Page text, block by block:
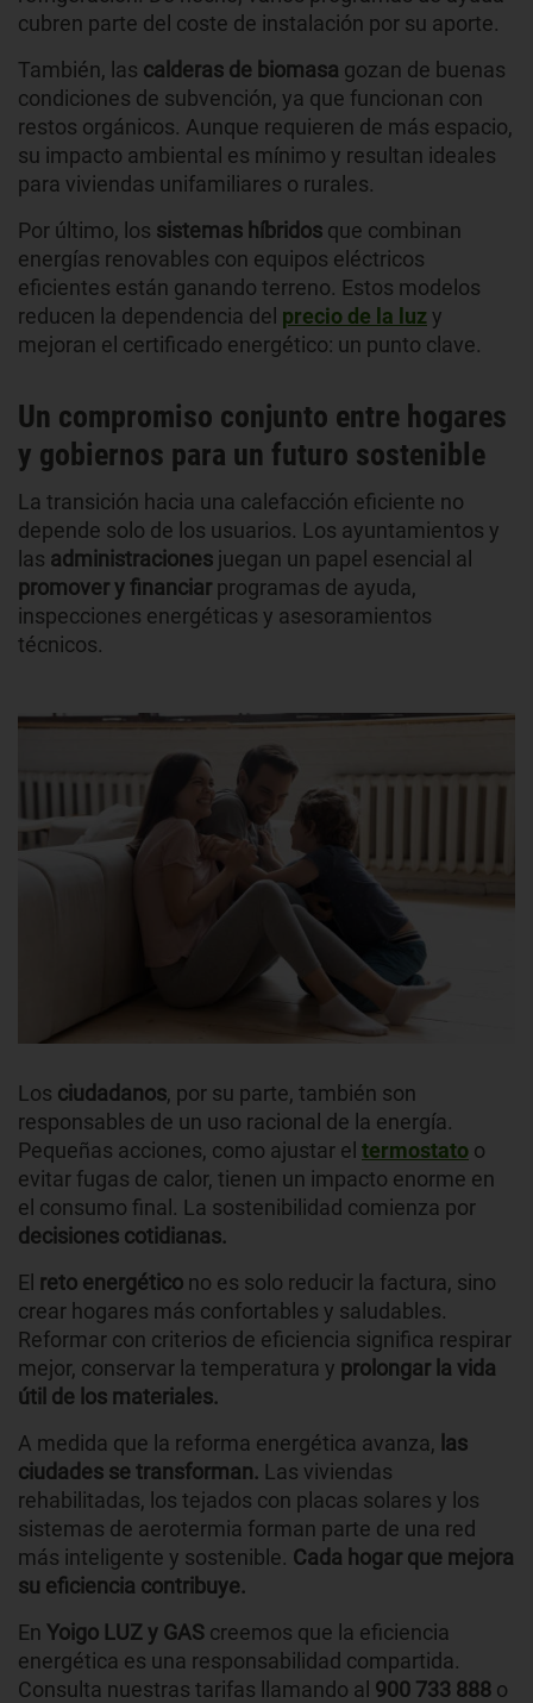
cubren parte del coste de instalación por su aporte.
También, las calderas de biomasa gozan de buenas
condiciones de subvención, ya que funcionan con
restos orgánicos. Aunque requieren de más espacio,
su impacto ambiental es mínimo y resultan ideales
para viviendas unifamiliares o rurales.
Por último, los sistemas híbridos que combinan
energías renovables con equipos eléctricos
eficientes están ganando terreno. Estos modelos
reducen la dependencia del precio de la luzy
mejoran el certificado energético: un punto clave.
Un compromiso conjunto entre hogares
y gobiernos para un futuro sostenible
La transición hacia una calefacción eficiente no
depende solo de los usuarios. Los ayuntamientos y
las administraciones juegan un papel esencial al
promover y financiar programas de ayuda,
inspecciones energéticas y asesoramientos
técnicos.
Los ciudadanos, por su parte, también son
responsables de un uso racional de la energía.
Pequeñas acciones, como ajustar el termostato o
evitar fugas de calor, tienen un impacto enorme en
el consumo final. La sostenibilidad comienza por
decisiones cotidianas.
El reto energético no es solo reducir la factura, sino
crear hogares más confortables y saludables.
Reformar con criterios de eficiencia significa respirar
mejor, conservar la temperatura y prolongar la vida
útil de los materiales.
A medida que la reforma energética avanza, las
ciudades se transforman. Las viviendas
rehabilitadas, los tejados con placas solares y los
sistemas de aerotermia forman parte de una red
más inteligente y sostenible. Cada hogar que mejora
su eficiencia contribuye.
En Yoigo LUZ y GAS creemos que la eficiencia
energética es una responsabilidad compartida.
Consulta nuestras tarifas llamando al 900 733 888 o